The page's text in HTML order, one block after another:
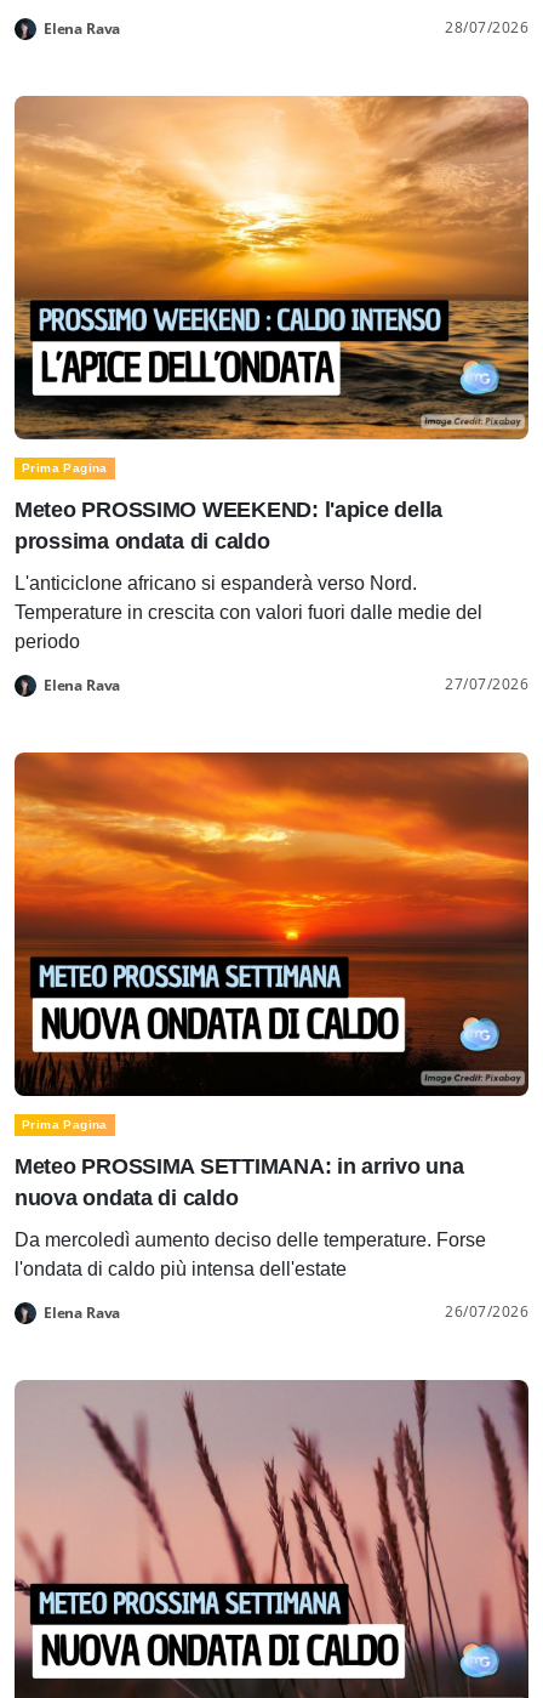
Elena Rava 28/07/2026
Prima Pagina
Meteo PROSSIMO WEEKEND: l'apice della
prossima ondata di caldo
L'anticiclone africano si espanderà verso Nord.
Temperature in crescita con valori fuori dalle medie del
periodo
Elena Rava 27/07/2026
Prima Pagina
Meteo PROSSIMA SETTIMANA: in arrivo una
nuova ondata di caldo
Da mercoledì aumento deciso delle temperature. Forse
l'ondata di caldo più intensa dell'estate
Elena Rava 26/07/2026